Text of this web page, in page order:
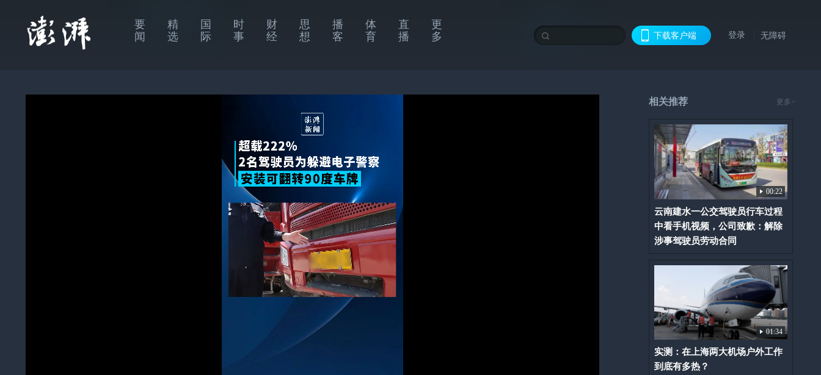
要
闻
精
选
国
际
时
事
财
经
思
想
播
客
体
育
直
播
更
多
下载客户端 登录 无障碍
相关推荐 更多>
00:22
云南建水一公交驾驶员行车过程
中看手机视频，公司致歉：解除
涉事驾驶员劳动合同
01:34
实测：在上海两大机场户外工作
到底有多热？